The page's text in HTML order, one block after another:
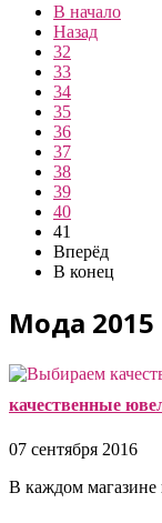
В начало
Назад
32
33
34
35
36
37
38
39
40
41
Вперёд
В конец
Мода 2015
качественные
07 сентября 2016
В каждом